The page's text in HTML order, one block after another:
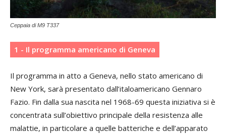
Ceppaia di M9 T337
1 - Il programma americano di Geneva
Il programma in atto a Geneva, nello stato americano di
New York, sarà presentato dall’italoamericano Gennaro
Fazio. Fin dalla sua nascita nel 1968-69 questa iniziativa si è
concentrata sull’obiettivo principale della resistenza alle
malattie, in particolare a quelle batteriche e dell’apparato